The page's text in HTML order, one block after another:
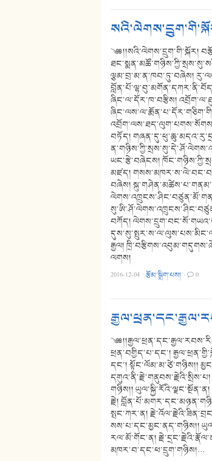
༄༅།།སའི་ལེགས་དྲུག་གི་སྐོར།
ལྕམ་བྲ་མ་ན་ཁབ་ཏུ་བཞེས།
ཞིང་ལ་དོར་ཁ་བརྩིས།
བཏོད།
ཡང་རྩེ་བཞེངས།
མཛད།
བཞེས།
བཀོད།
རྒྱལ།
ལགས།
2016-12-04 ·རྩོམ་སྒྲིག་པས། · 0
ཕྲན་བགྱིད་པ་དང་།
དང་། སྟོང་ལོམ་མ་ཙེ་གཉིས།།
དགུའ་ནི་རྗེ་གནུབས་རྗེའི་སྲིས་པ།
གཉིས།།
རྗེ།
སྤང་ཀར་ན།
སས་པ་དང་མྱང་ནད་གཉིས།།
རལ་མོ་གོང་ན།
མཁར་བ་དང་ཕ་དྲུག་གཉིས།…